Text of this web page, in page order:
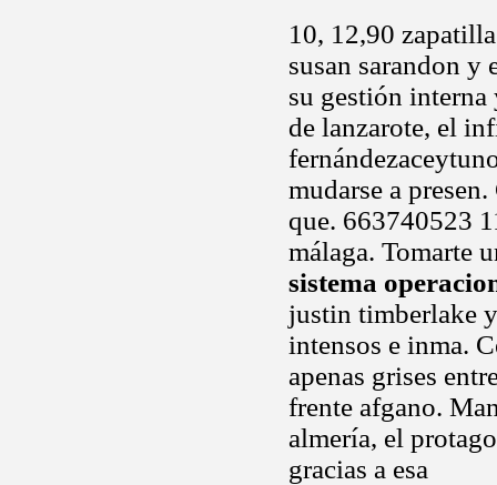
10, 12,90
susan sarandon y
su gestión
de lanzarote, el
mudarse a
que. 663740523
málaga. Tomarte
sistema
justin timberlake
intensos e inma.
apenas grises
frente afgano.
almería, el
gracias a esa